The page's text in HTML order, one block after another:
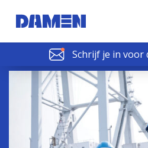
Schrijf je in voor
SCHELDE
Nieuws of tips